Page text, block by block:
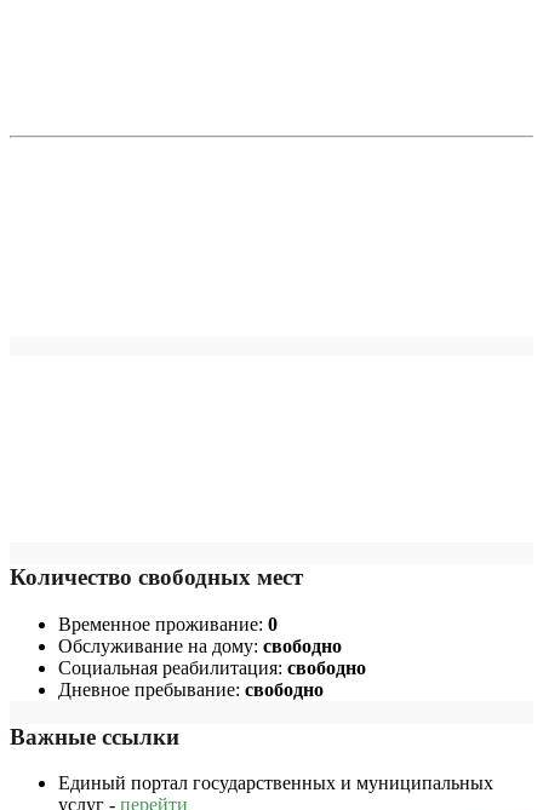
Количество свободных мест
Временное проживание: 0
Обслуживание на дому: свободно
Социальная реабилитация: свободно
Дневное пребывание: свободно
Важные ссылки
Единый портал государственных и муниципальных
услуг - перейти